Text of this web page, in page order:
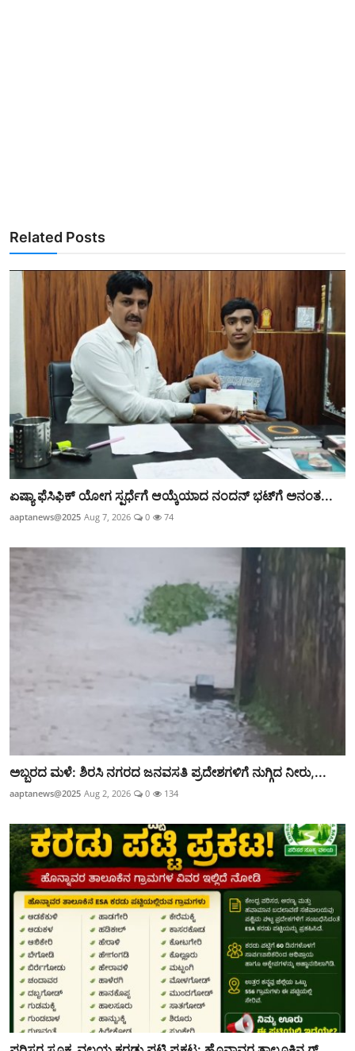
Related Posts
ಏಷ್ಯಾ ಫೆಸಿಫಿಕ್ ಯೋಗ ಸ್ಪರ್ಧೆಗೆ ಆಯ್ಕೆಯಾದ ನಂದನ್ ಭಟ್‌ಗೆ ಅನಂತ...
aaptanews@2025 Aug 7, 2026 0 74
ಅಬ್ಬರದ ಮಳೆ: ಶಿರಸಿ ನಗರದ ಜನವಸತಿ ಪ್ರದೇಶಗಳಿಗೆ ನುಗ್ಗಿದ ನೀರು,...
aaptanews@2025 Aug 2, 2026 0 134